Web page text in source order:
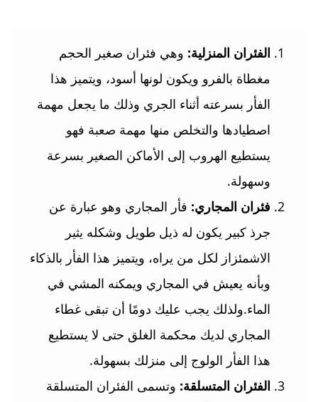
الفئران المنزلية: وهي فئران صغير الحجم
مغطاة بالفرو ويكون لونها أسود، ويتميز هذا
الفأر بسرعته أثناء الجري وذلك ما يجعل مهمة
اصطيادها والتخلص منها مهمة صعبة فهو
يستطيع الهروب إلى الأماكن الصغير بسرعة
وسهولة.
فئران المجاري: فأر المجاري وهو عبارة عن
جرذ كبير يكون له ذيل طويل وشكله يثير
الاشمئزاز لكل من يراه، ويتميز هذا الفأر بالذكاء
وبأنه يعيش في المجاري ويمكنه المشي في
الماء.ولذلك يجب عليك دومًا أن تبقى غطاء
المجاري لديك محكمة الغلق حتى لا يستطيع
هذا الفأر الولوج إلى منزلك بسهولة.
الفئران المتسلقة: وتسمى الفئران المتسلقة